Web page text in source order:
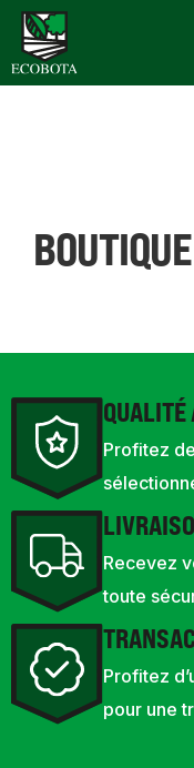
Skip
content
BOUTIQUE
QUALITÉ
Profitez
Recevez
toute
Profitez
pour une